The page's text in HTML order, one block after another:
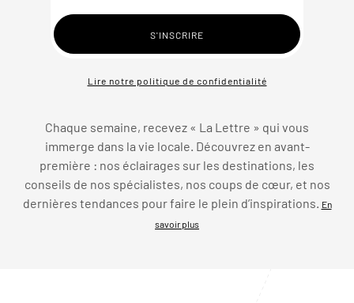
Lire notre politique de confidentialité
Chaque semaine, recevez « La Lettre » qui vous
immerge dans la vie locale. Découvrez en avant-
première : nos éclairages sur les destinations, les
conseils de nos spécialistes, nos coups de cœur, et nos
dernières tendances pour faire le plein d’inspirations. En
savoir plus